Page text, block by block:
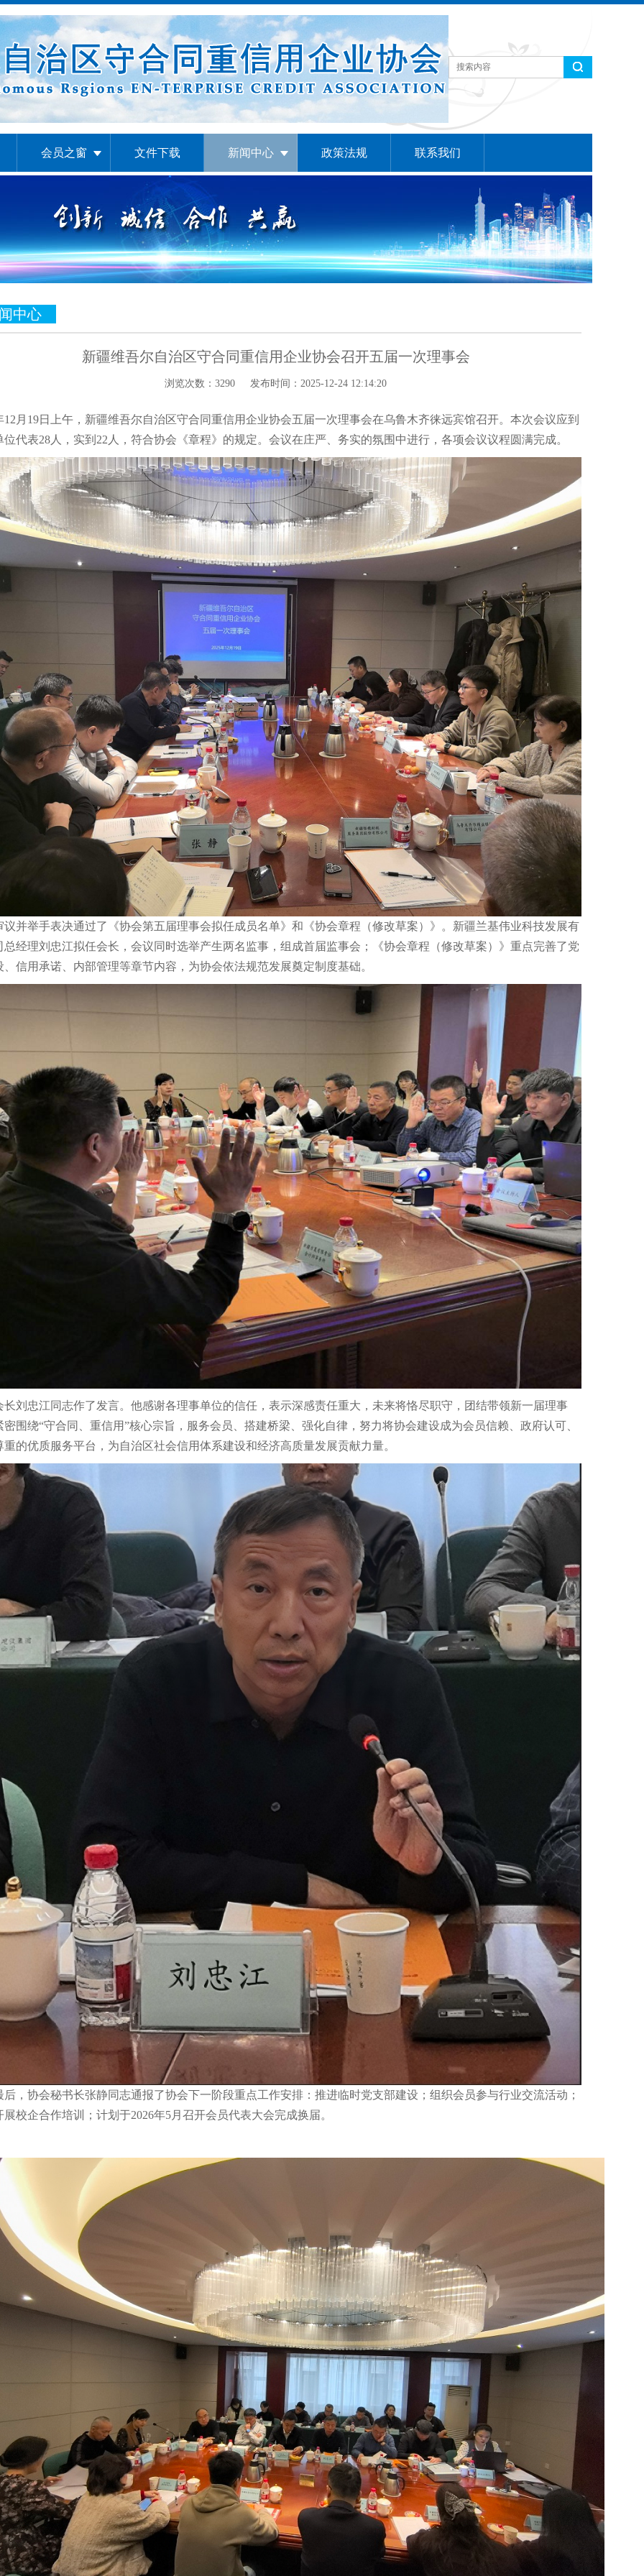
会员之窗 文件下载 新闻中心 政策法规 联系我们
中心
新疆维吾尔自治区守合同重信用企业协会召开五届一次理事会
浏览次数：3290 发布时间：2025-12-24 12:14:20
12 月 19日 上午 ，新疆维吾尔自治区守合同重信用企业协会五届一次理事会在乌鲁木齐徕远宾馆召开。 本次会议应到
位代表28 人，实到 22 人，符合协会《章程》的规定。会议在庄严、务实的氛围中进行，各项会议议程圆满完成。
议并举手表决通过了 《协会第五届理事会拟任成员名单》和 《协会章程（修改草案）》 。 新疆兰基伟业科技发展有
总经理刘忠江拟任会长，会议同时选举产生两名监事，组成首届监事会 ；
《协会章程（修改草案）》重点完善了党
、信用承诺、内部管理等章节内容，为协会依法规范发展奠定制度基础。
长刘忠江同志作了发言。 他感谢各理事单位的信任，表示深感责任重大，未来将恪尽职守，团结带领新一届理事
密围绕“守合同、重信用”核心宗旨，服务会员、搭建桥梁、强化自律，努力将协会建设成为会员信赖、政府认可、
重的优质服务平台，为自治区社会信用体系建设和经济高质量发展贡献力量。
后，协会秘书长张静同志通报了协会下一阶段重点工作安排 ：推进临时党支部建设；组织会员参与行业交流活动；
展校企合作培训；计划于2026年5月召开会员代表大会完成换届。